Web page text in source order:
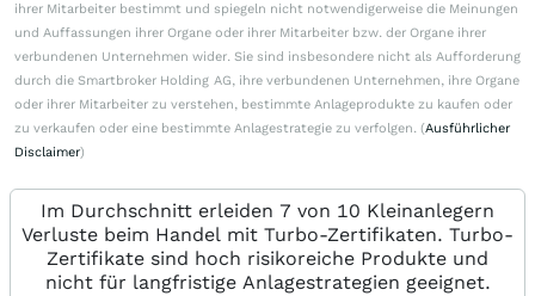
ihrer Mitarbeiter bestimmt und spiegeln nicht notwendigerweise die Meinungen
und Auffassungen ihrer Organe oder ihrer Mitarbeiter bzw. der Organe ihrer
verbundenen Unternehmen wider. Sie sind insbesondere nicht als Aufforderung
durch die Smartbroker Holding AG, ihre verbundenen Unternehmen, ihre Organe
oder ihrer Mitarbeiter zu verstehen, bestimmte Anlageprodukte zu kaufen oder
zu verkaufen oder eine bestimmte Anlagestrategie zu verfolgen. (Ausführlicher
Disclaimer)
Im Durchschnitt erleiden 7 von 10 Kleinanlegern
Verluste beim Handel mit Turbo-Zertifikaten. Turbo-
Zertifikate sind hoch risikoreiche Produkte und
nicht für langfristige Anlagestrategien geeignet.